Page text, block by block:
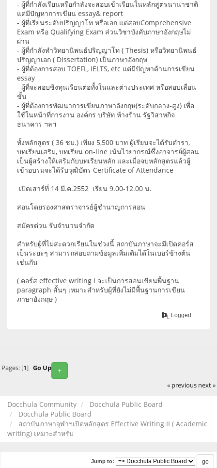
- ผู้ที่กำลังเรียนหรือกำลังจะสอบเข้าเรียนในหลักสูตรนานาชาติ
แต่มีปัญหาการเขียน essay& report
- ผู้ที่เรียนระดับปริญญาโท หรือเอก แต่สอบComprehensive
Exam หรือ Qualifying Exam ส่วนวิชาบังคับภาษาอังกฤษไม่
ผ่าน
- ผู้ที่กำลังทำวิทยานิพนธ์ปริญญาโท ( Thesis) หรือวิทยานิพนธ์
ปริญญาเอก ( Dissertation) เป็นภาษาอังกฤษ
- ผู้ที่ต้องการสอบ TOEFL, IELTS, etc แต่มีปัญหาด้านการเขียน
essay
- ผู้ที่จะสอบชิงทุนเรียนต่อทั้งในและต่างประเทศ หรือสอบเลื่อน
ขั้น
- ผู้ที่ต้องการพัฒนาการเขียนภาษาอังกฤษ(ระดับกลาง-สูง) เพื่อ
ใช้ในหน้าที่การงาน องค์กร บริษัท ห้างร้าน รัฐวิสาหกิจ
ธนาคาร ฯลฯ
ทั้งหลักสูตร ( 36 ชม.) เพียง 5,500 บาท ผู้เรียนจะได้รับตำรา,
บทเรียนเสริม, บทเรียน on-line เน้นไวยากรณ์ซึ่งอาจารย์ผู้สอน
เป็นผู้สร้างให้เสริมกับบทเรียนหลัก และเมื่อจบหลักสูตรแล้วผู้
เข้าอบรมจะได้รับวุฒิบัตร Certificate of Attendance
เปิดเสาร์ที่ 14 มี.ค.2552 เรียน 9.00-12.00 น.
สอนโดยรองศาสตราจารย์ผู้ชำนาญการสอน
สมัครด่วน รับจำนวนจำกัด
สำหรับผู้ที่ไม่สะดวกเรียนในช่วงนี้ สถาบันภาษาจะมีเปิดคอร์ส
เป็นระยะๆ สามารถสอบถามข้อมูลเพิ่มเติมได้ในเบอร์ข้างต้น
เช่นกัน
( คอร์ส effective writing I จะเป็นการสอนเขียนพื้นฐาน
paragraph สั้นๆ เหมาะสำหรับผู้ที่ยังไม่มีพื้นฐานการเขียน
ภาษาอังกฤษ )
Logged
+
Pages: [1] Go Up
« previous next »
Docchula Community
Docchula Public Board
Docchula Public Board
สถาบันภาษาจุฬาฯเปิดหลักสูตร Effective Writing II ( Academic
writing) เหมาะสำหรับ
Jump to: